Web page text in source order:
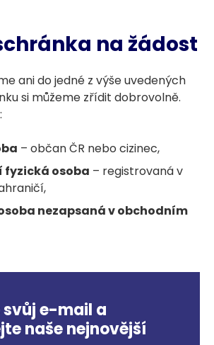
na žádost
ani do jedné z výše uvedených
si můžeme zřídit dobrovolně.
– občan ČR nebo cizinec,
osoba – registrovaná v
nezapsaná v obchodním
svůj e-mail a
naše nejnovější